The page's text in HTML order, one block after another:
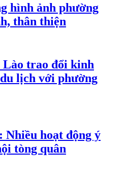
hình ảnh phường
thân thiện
Lào trao đổi kinh
lịch với phường
Nhiều hoạt động ý
tòng quân